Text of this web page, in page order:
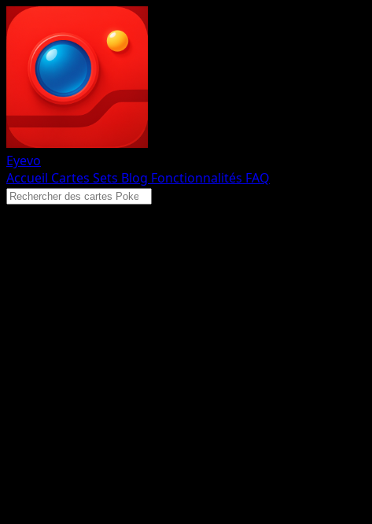
Eyevo
Accueil Cartes Sets Blog Fonctionnalités FAQ